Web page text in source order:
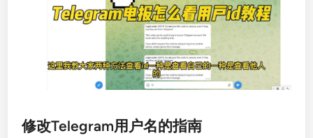
修改Telegram用户名的指南